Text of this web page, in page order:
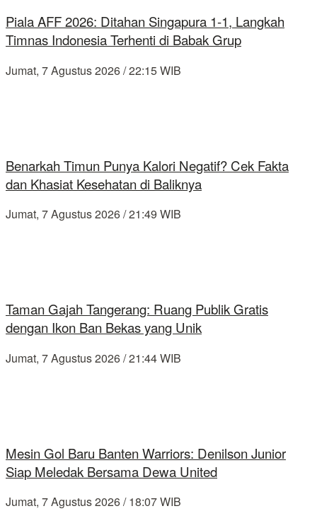
Piala AFF 2026: Ditahan Singapura 1-1, Langkah
Timnas Indonesia Terhenti di Babak Grup
Jumat, 7 Agustus 2026 / 22:15 WIB
Benarkah Timun Punya Kalori Negatif? Cek Fakta
dan Khasiat Kesehatan di Baliknya
Jumat, 7 Agustus 2026 / 21:49 WIB
Taman Gajah Tangerang: Ruang Publik Gratis
dengan Ikon Ban Bekas yang Unik
Jumat, 7 Agustus 2026 / 21:44 WIB
Mesin Gol Baru Banten Warriors: Denilson Junior
Siap Meledak Bersama Dewa United
Jumat, 7 Agustus 2026 / 18:07 WIB